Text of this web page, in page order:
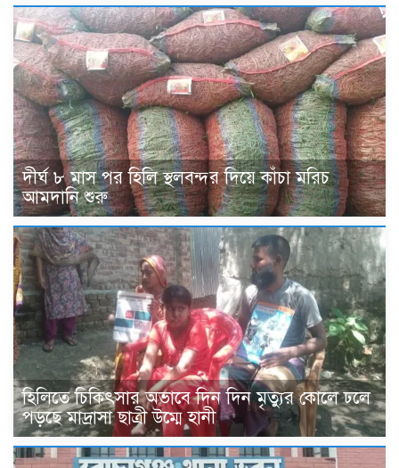
দীর্ঘ ৮ মাস পর হিলি স্থলবন্দর দিয়ে কাঁচা মরিচ
আমদানি শুরু
হিলিতে চিকিৎসার অভাবে দিন দিন মৃত্যুর কোলে ঢলে
পড়ছে মাদ্রাসা ছাত্রী উম্মে হানী